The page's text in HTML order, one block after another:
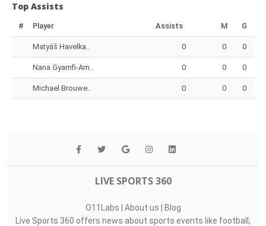
Top Assists
# Player Assists M G
Matyáš Havelka.. 0 0 0
Nana Gyamfi-Am.. 0 0 0
Michael Brouwe.. 0 0 0
LIVE SPORTS 360
O11Labs About us
Blog
Live Sports 360 offers news about sports events like football,